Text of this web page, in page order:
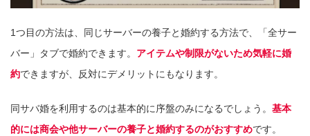
1つ目の方法は、同じサーバーの養子と婚約する方法で、「全サー
バー」タブで婚約できます。 アイテムや制限がないため気軽に婚
約できますが、反対にデメリットにもなります。
同サバ婚を利用するのは基本的に序盤のみになるでしょう。 基本
的には商会や他サーバーの養子と婚約するのがおすすめです。